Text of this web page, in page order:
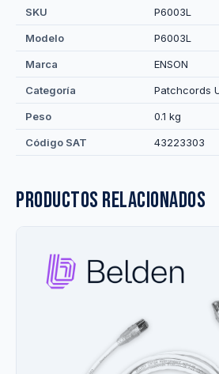
SKU P6003L
Modelo P6003L
Marca ENSON
Categoría Patchcords
Peso 0.1 kg
Código SAT 43223303
Productos relacionados